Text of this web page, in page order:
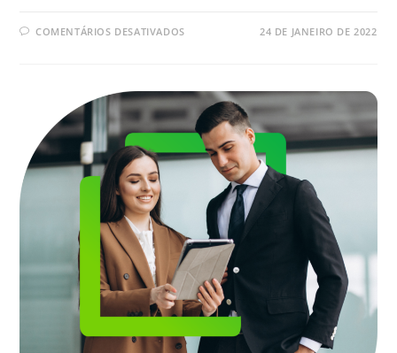
COMENTÁRIOS DESATIVADOSEM
CONTRATO
DIGITAL
24 DE JANEIRO DE 2022